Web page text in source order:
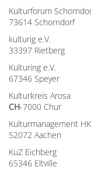
Kulturforum
73614 Schorndorf
kulturig e.V.
33397 Rietberg
Kulturing e.V.
67346 Speyer
Kulturkreis Arosa
CH-7000 Chur
Kulturmanagement HK
52072 Aachen
KuZ Eichberg
65346 Eltville